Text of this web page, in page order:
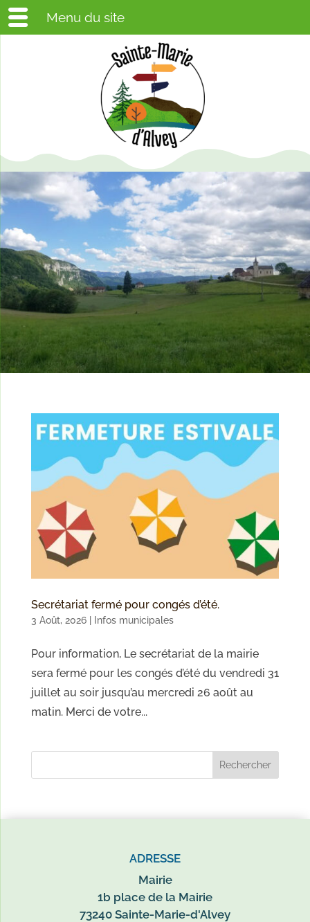
Secrétariat fermé pour congés d’été.
3 Août, 2026| Infos municipales
Pour information, Le secrétariat de la mairie
sera fermé pour les congés d’été du vendredi 31
juillet au soir jusqu’au mercredi 26 août au
matin. Merci de votre...
ADRESSE
Mairie
1b place de la Mairie
73240 Sainte-Marie-d'Alvey
Menu du site